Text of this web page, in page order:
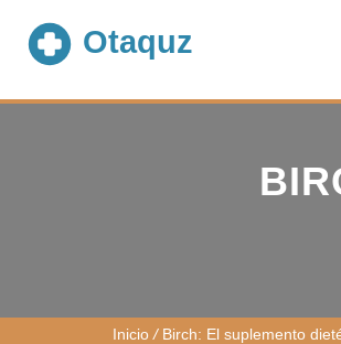
Inicio / Birch: El suplemento